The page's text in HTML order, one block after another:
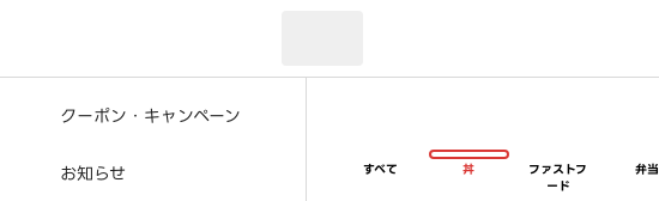
クーポン・キャンペーン
お知らせ すべて 丼
ファストフ
ード
弁当